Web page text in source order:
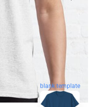
blank template